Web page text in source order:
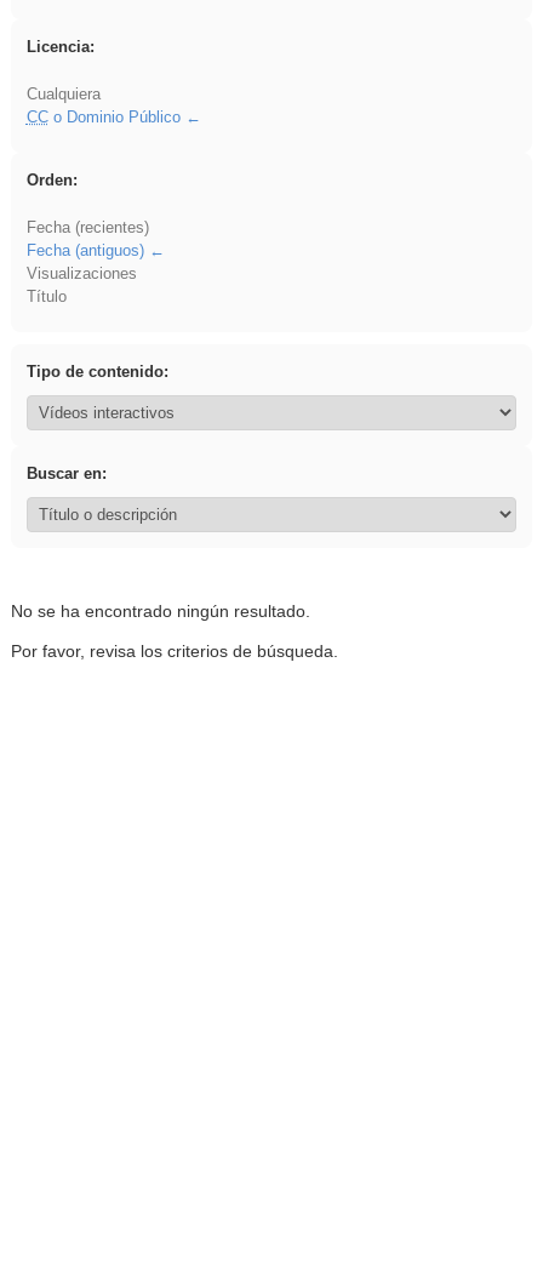
Licencia:
Cualquiera
CCo Dominio Público
Orden:
Fecha (recientes)
Fecha (antiguos)
Visualizaciones
Título
Tipo de contenido:
Buscar en:
No se ha encontrado ningún resultado.
Por favor, revisa los criterios de búsqueda.